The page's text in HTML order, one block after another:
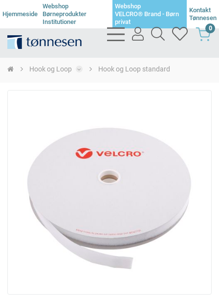
Hjemmeside
Webshop
Børneprodukter
Institutioner
Webshop
VELCRO® Brand - Børn
privat
Kontakt
Tønnesen
bars
light
user
searchheart 0
Hook og Loop Hook og Loop standard